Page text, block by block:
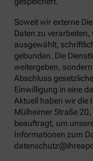
Soweit wir externe
Daten zu
ausgewählt,
gebunden. Die
weitergeben,
Abschluss
Einwilligung in eine
Aktuell haben wir die
Mülheimer Straße
beauftragt, um
Informationen zum